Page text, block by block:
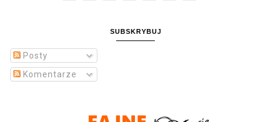
SUBSKRYBUJ
Posty
Komentarze